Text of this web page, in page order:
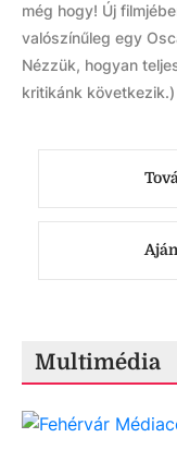
még hogy! Új
valószínűleg egy
Nézzük, hogyan
kritikánk következik.)
Multimédia